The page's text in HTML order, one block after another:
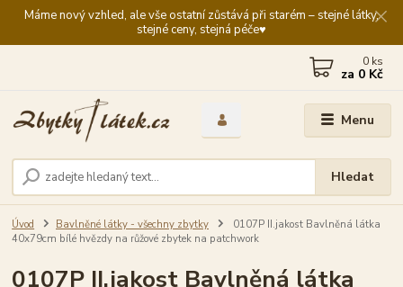
Máme nový vzhled, ale vše ostatní zůstává při starém – stejné látky,
stejné ceny, stejná péče♥️
Menu
Hledat
0 ks
za 0 Kč
Úvod Bavlněné látky - všechny zbytky
0107P II.jakost Bavlněná látka
40x79cm bílé hvězdy na růžové zbytek na patchwork
0107P II.jakost Bavlněná látka